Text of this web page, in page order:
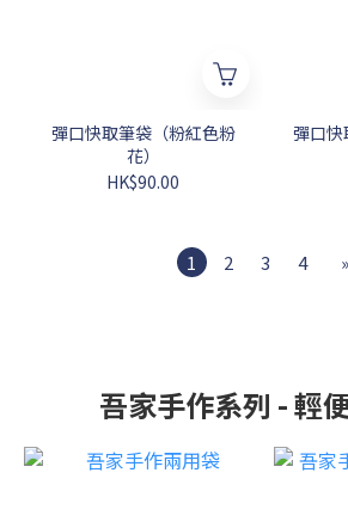
彈口快取筆袋（粉紅色粉
花）
HK$90.00
彈口快
1 2 3 4 »
吾家手作系列 - 輕